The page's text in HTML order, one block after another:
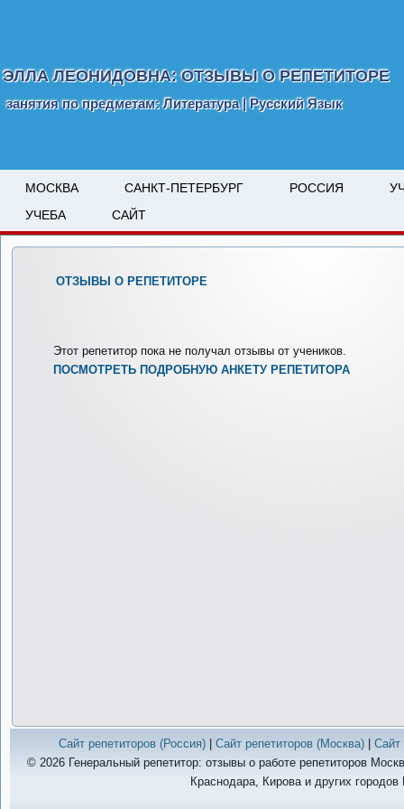
ЭЛЛА ЛЕОНИДОВНА: ОТЗЫВЫ О РЕПЕТИТОРЕ
занятия по предметам: Литература | Русский Язык
МОСКВА САНКТ-ПЕТЕРБУРГ РОССИЯ
УЧЕБА
САЙТ
ОТЗЫВЫ О РЕПЕТИТОРЕ
Этот репетитор пока не получал отзывы от учеников.
ПОСМОТРЕТЬ ПОДРОБНУЮ АНКЕТУ РЕПЕТИТОРА
Сайт репетиторов (Россия)| Сайт репетиторов (Москва)| Сайт
© 2026 Генеральный репетитор: отзывы о работе репетиторов
Краснодара, Кирова и других городов